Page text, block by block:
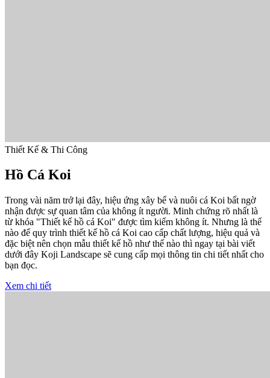
Thiết Kế & Thi Công
Hồ Cá Koi
Trong vài năm trở lại đây, hiệu ứng xây bể và nuôi cá Koi bất ngờ
nhận được sự quan tâm của không ít người. Minh chứng rõ nhất là
từ khóa "Thiết kế hồ cá Koi" được tìm kiếm không ít. Nhưng là thế
nào để quy trình thiết kế hồ cá Koi cao cấp chất lượng, hiệu quả và
đặc biệt nên chọn mẫu thiết kế hồ như thế nào thì ngay tại bài viết
dưới đây Koji Landscape sẽ cung cấp mọi thông tin chi tiết nhất cho
bạn đọc.
Xem chi tiết